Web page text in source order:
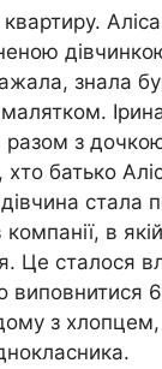
знала
разом з
хто батько
стала
в
Це сталося
виповнитися 6
з хлопцем,